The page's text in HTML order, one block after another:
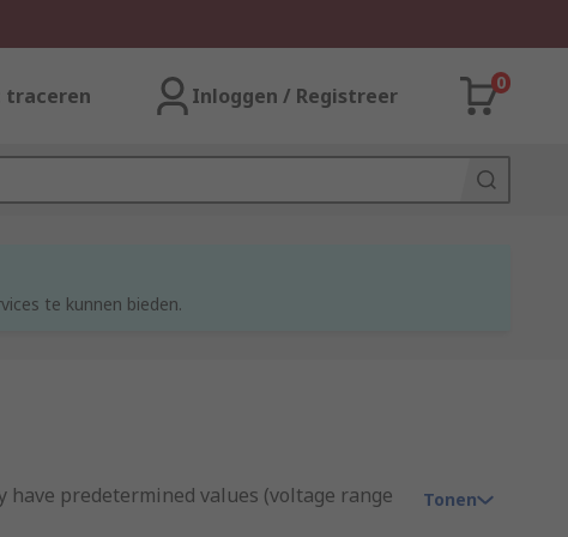
traceren Inloggen / Registreer
0
te kunnen bieden.
predetermined values (voltage range
Tonen